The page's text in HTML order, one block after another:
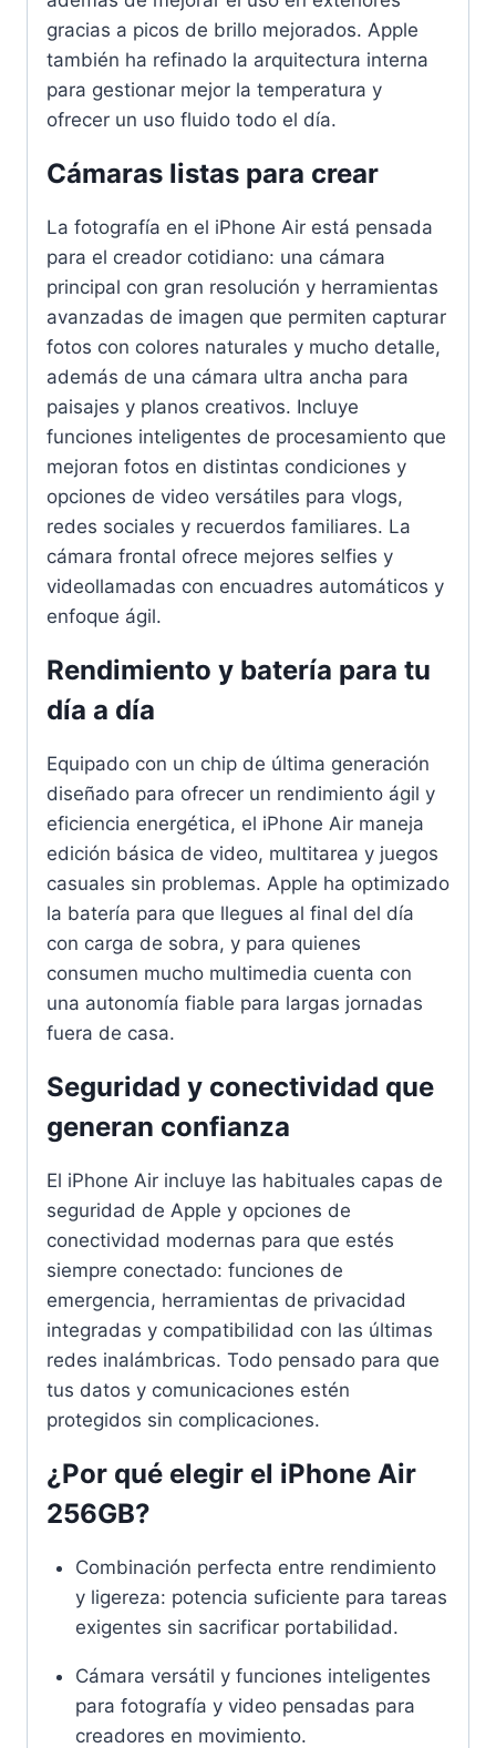
gracias a picos de brillo mejorados. Apple
también ha refinado la arquitectura interna
para gestionar mejor la temperatura y
ofrecer un uso fluido todo el día.
Cámaras listas para crear
La fotografía en el iPhone Air está pensada
para el creador cotidiano: una cámara
principal con gran resolución y herramientas
avanzadas de imagen que permiten capturar
fotos con colores naturales y mucho detalle,
además de una cámara ultra ancha para
paisajes y planos creativos. Incluye
funciones inteligentes de procesamiento que
mejoran fotos en distintas condiciones y
opciones de video versátiles para vlogs,
redes sociales y recuerdos familiares. La
cámara frontal ofrece mejores selfies y
videollamadas con encuadres automáticos y
enfoque ágil.
Rendimiento y batería para tu
día a día
Equipado con un chip de última generación
diseñado para ofrecer un rendimiento ágil y
eficiencia energética, el iPhone Air maneja
edición básica de video, multitarea y juegos
casuales sin problemas. Apple ha optimizado
la batería para que llegues al final del día
con carga de sobra, y para quienes
consumen mucho multimedia cuenta con
una autonomía fiable para largas jornadas
fuera de casa.
Seguridad y conectividad que
generan confianza
El iPhone Air incluye las habituales capas de
seguridad de Apple y opciones de
conectividad modernas para que estés
siempre conectado: funciones de
emergencia, herramientas de privacidad
integradas y compatibilidad con las últimas
redes inalámbricas. Todo pensado para que
tus datos y comunicaciones estén
protegidos sin complicaciones.
¿Por qué elegir el iPhone Air
256GB?
Combinación perfecta entre rendimiento
y ligereza: potencia suficiente para tareas
exigentes sin sacrificar portabilidad.
Cámara versátil y funciones inteligentes
para fotografía y video pensadas para
creadores en movimiento.